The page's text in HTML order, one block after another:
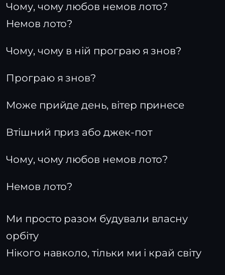
Чому, чому любов немов лото?
Немов лото?
Чому, чому в ній програю я знов?
Програю я знов?
Може прийде день, вітер принесе
Втішний приз або джек-пот
Чому, чому любов немов лото?
Немов лото?
Ми просто разом будували власну
орбіту
Нікого навколо, тільки ми і край світу